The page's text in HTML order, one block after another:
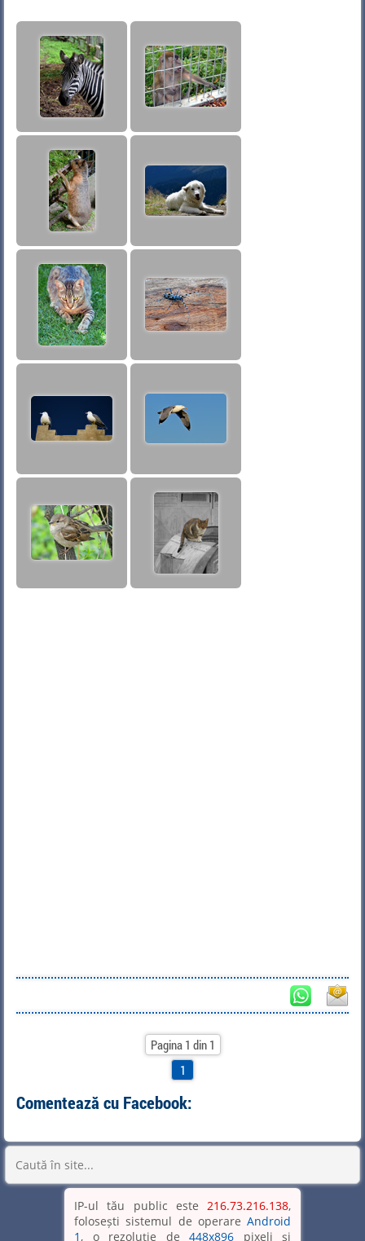
Pagina 1 din 1
1
Comentează cu Facebook:
IP-ul tău public este 216.73.216.138,
folosești sistemul de operare Android
1, o rezoluție de 448x896 pixeli și